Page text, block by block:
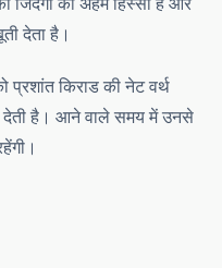
देता है।
प्रशांत किराड की नेट वर्थ
देती है। आने वाले समय में उनसे